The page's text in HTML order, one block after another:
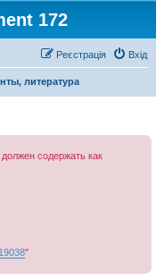
172
Вхід
Реєстрація
литература
содержать как
"